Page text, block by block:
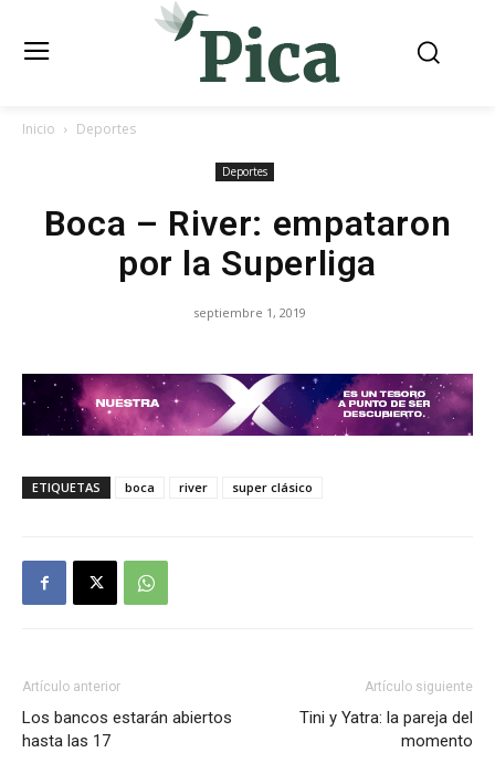
Inicio Deportes
Deportes
Boca – River: empataron
por la Superliga
septiembre 1, 2019
ETIQUETAS boca river super clásico
Artículo anterior
Los bancos estarán abiertos
hasta las 17
Artículo siguiente
Tini y Yatra: la pareja del
momento